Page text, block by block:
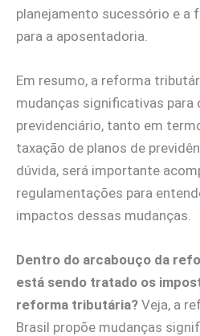
planejamento sucessório e a
para a aposentadoria.
Em resumo, a reforma
mudanças significativas para
previdenciário, tanto em
taxação de planos de
dúvida, será importante
regulamentações para
impactos dessas mudanças.
Dentro do arcabouço da
está sendo tratado os
reforma tributária? Veja, a
Brasil propõe mudanças